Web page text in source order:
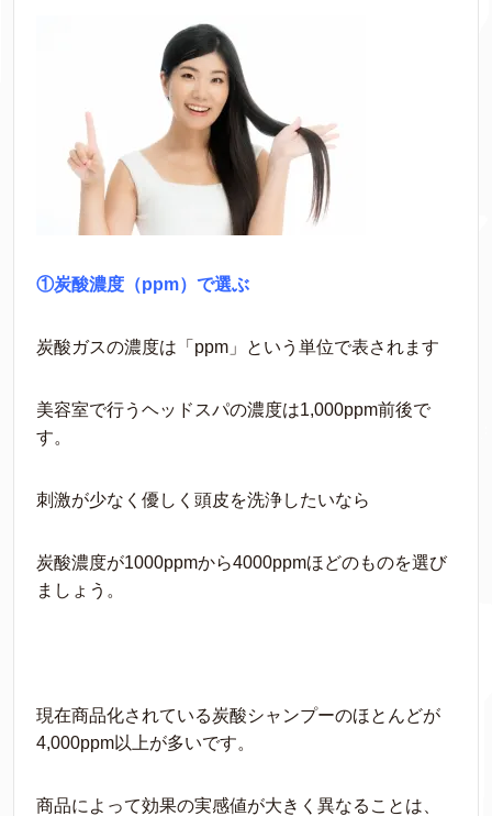
①炭酸濃度（ppm）で選ぶ
炭酸ガスの濃度は「ppm」という単位で表されます
美容室で行うヘッドスパの濃度は1,000ppm前後で
す。
刺激が少なく優しく頭皮を洗浄したいなら
炭酸濃度が1000ppmから4000ppmほどのものを選び
ましょう。
現在商品化されている炭酸シャンプーのほとんどが
4,000ppm以上が多いです。
商品によって効果の実感値が大きく異なることは、